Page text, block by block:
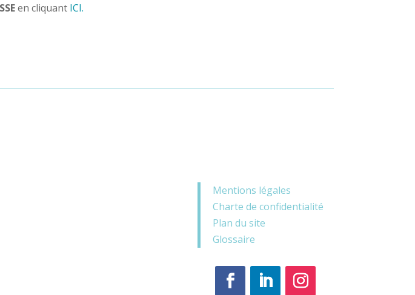
en cliquant ICI.
Mentions légales
Charte de confidentialité
Plan du site
Glossaire